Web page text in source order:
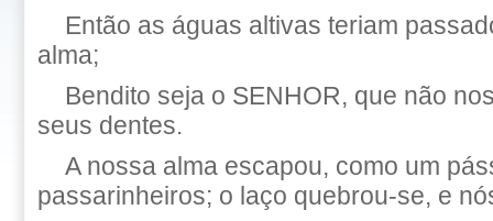
Então as águas altivas teriam
alma;
Bendito seja o SENHOR, que não
seus dentes.
A nossa alma escapou, como um
passarinheiros; o laço quebrou-se, e